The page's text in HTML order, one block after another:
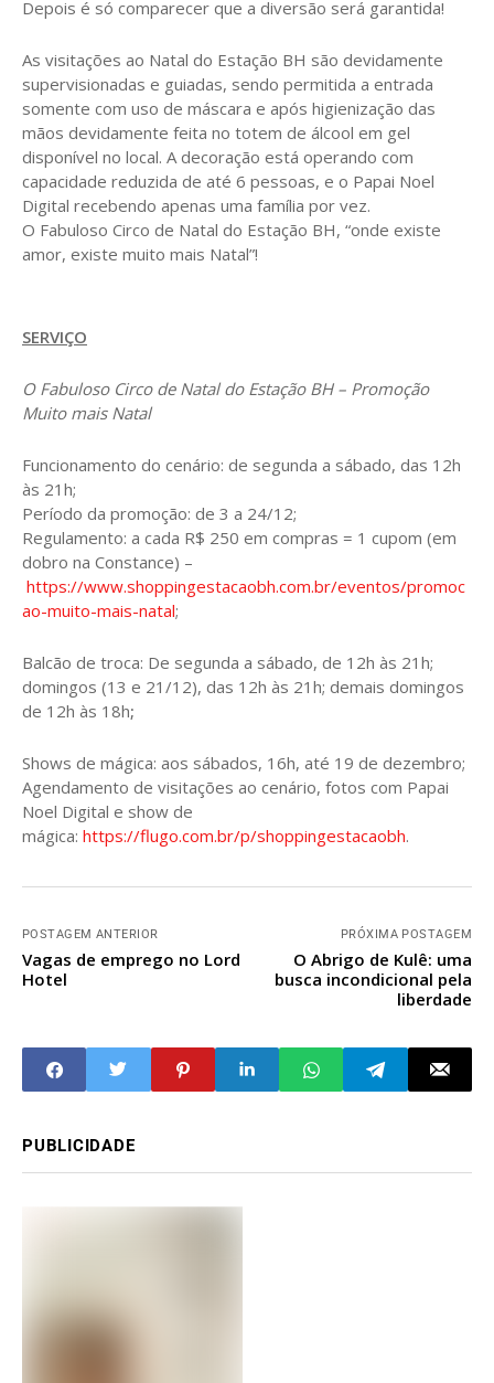
Depois é só comparecer que a diversão será garantida!
As visitações ao Natal do Estação BH são devidamente
supervisionadas e guiadas, sendo permitida a entrada
somente com uso de máscara e após higienização das
mãos devidamente feita no totem de álcool em gel
disponível no local. A decoração está operando com
capacidade reduzida de até 6 pessoas, e o Papai Noel
Digital recebendo apenas uma família por vez.
O Fabuloso Circo de Natal do Estação BH, “onde existe
amor, existe muito mais Natal”!
SERVIÇO
O Fabuloso Circo de Natal do Estação BH – Promoção
Muito mais Natal
Funcionamento do cenário: de segunda a sábado, das 12h
às 21h;
Período da promoção: de 3 a 24/12;
Regulamento: a cada R$ 250 em compras = 1 cupom (em
dobro na Constance) –
https://www.shoppingestacaobh.com.br/eventos/promoc
ao-muito-mais-natal;
Balcão de troca: De segunda a sábado, de 12h às 21h;
domingos (13 e 21/12), das 12h às 21h; demais domingos
de 12h às 18h;
Shows de mágica: aos sábados, 16h, até 19 de dezembro;
Agendamento de visitações ao cenário, fotos com Papai
Noel Digital e show de
mágica: https://flugo.com.br/p/shoppingestacaobh.
POSTAGEM ANTERIOR
Vagas de emprego no Lord
Hotel
PRÓXIMA POSTAGEM
O Abrigo de Kulê: uma
busca incondicional pela
liberdade
PUBLICIDADE